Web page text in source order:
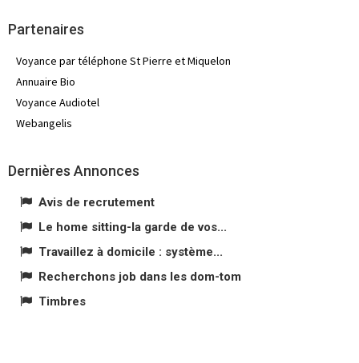
Partenaires
Voyance par téléphone St Pierre et Miquelon
Annuaire Bio
Voyance Audiotel
Webangelis
Dernières Annonces
Avis de recrutement
Le home sitting-la garde de vos...
Travaillez à domicile : système...
Recherchons job dans les dom-tom
Timbres